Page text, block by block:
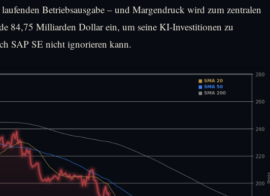
Betriebsausgabe – und Margendruck wird zum zentralen
84,75 Milliarden Dollar ein, um seine KI-Investitionen zu
SAP SE nicht ignorieren kann.